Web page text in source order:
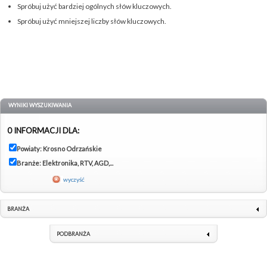
Spróbuj użyć bardziej ogólnych słów kluczowych.
Spróbuj użyć mniejszej liczby słów kluczowych.
WYNIKI WYSZUKIWANIA
0 INFORMACJI DLA:
Powiaty: Krosno Odrzańskie
Branże: Elektronika, RTV, AGD,...
wyczyść
BRANŻA
PODBRANŻA